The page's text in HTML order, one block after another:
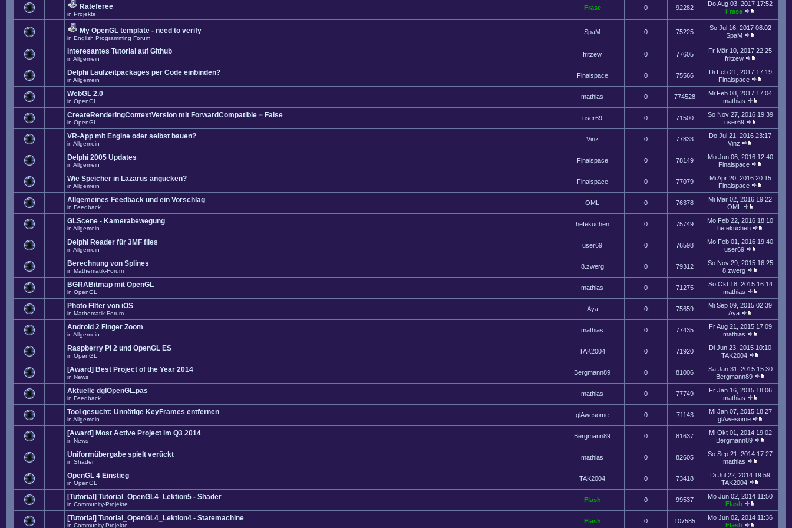
Rateferee
in Projekte
Frase 0 92282
Do Aug 03, 2017 17:52
Frase
My OpenGL template - need to verify
in English Programming Forum
SpaM 0 75225
So Jul 16, 2017 08:02
SpaM
Interesantes Tutorial auf Github
in Allgemein
fritzew 0 77605
Fr Mär 10, 2017 22:25
fritzew
Delphi Laufzeitpackages per Code einbinden?
in Allgemein
Finalspace 0 75566
Di Feb 21, 2017 17:19
Finalspace
WebGL 2.0
in OpenGL
mathias 0 774528
Mi Feb 08, 2017 17:04
mathias
CreateRenderingContextVersion mit ForwardCompatible = False
in OpenGL
user69 0 71500
So Nov 27, 2016 19:39
user69
VR-App mit Engine oder selbst bauen?
in Allgemein
Vinz 0 77833
Do Jul 21, 2016 23:17
Vinz
Delphi 2005 Updates
in Allgemein
Finalspace 0 78149
Mo Jun 06, 2016 12:40
Finalspace
Wie Speicher in Lazarus angucken?
in Allgemein
Finalspace 0 77079
Mi Apr 20, 2016 20:15
Finalspace
Allgemeines Feedback und ein Vorschlag
in Feedback
OML 0 76378
Mi Mär 02, 2016 19:22
OML
GLScene - Kamerabewegung
in Allgemein
hefekuchen 0 75749
Mo Feb 22, 2016 18:10
hefekuchen
Delphi Reader für 3MF files
in Allgemein
user69 0 76598
Mo Feb 01, 2016 19:40
user69
Berechnung von Splines
in Mathematik-Forum
8.zwerg 0 79312
So Nov 29, 2015 16:25
8.zwerg
BGRABitmap mit OpenGL
in OpenGL
mathias 0 71275
So Okt 18, 2015 16:14
mathias
Photo FIlter von iOS
in Mathematik-Forum
Aya 0 75659
Mi Sep 09, 2015 02:39
Aya
Android 2 Finger Zoom
in Allgemein
mathias 0 77435
Fr Aug 21, 2015 17:09
mathias
Raspberry PI 2 und OpenGL ES
in OpenGL
TAK2004 0 71920
Di Jun 23, 2015 10:10
TAK2004
[Award] Best Project of the Year 2014
in News
Bergmann89 0 81006
Sa Jan 31, 2015 15:30
Bergmann89
Aktuelle dglOpenGL.pas
in Feedback
mathias 0 77749
Fr Jan 16, 2015 18:06
mathias
Tool gesucht: Unnötige KeyFrames entfernen
in Allgemein
glAwesome 0 71143
Mi Jan 07, 2015 18:27
glAwesome
[Award] Most Active Project im Q3 2014
in News
Bergmann89 0 81637
Mi Okt 01, 2014 19:02
Bergmann89
Uniformübergabe spielt verückt
in Shader
mathias 0 82605
So Sep 21, 2014 17:27
mathias
OpenGL 4 Einstieg
in OpenGL
TAK2004 0 73418
Di Jul 22, 2014 19:59
TAK2004
[Tutorial] Tutorial_OpenGL4_Lektion5 - Shader
in Community-Projekte
Flash 0 99537
Mo Jun 02, 2014 11:50
Flash
[Tutorial] Tutorial_OpenGL4_Lektion4 - Statemachine
in Community-Projekte
Flash 0 107585
Mo Jun 02, 2014 11:36
Flash